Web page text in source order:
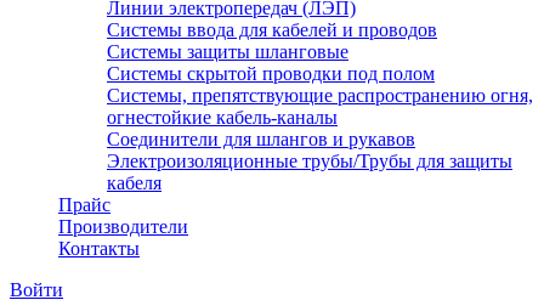
Линии электропередач (ЛЭП)
Системы ввода для кабелей и проводов
Системы защиты шланговые
Системы скрытой проводки под полом
Системы, препятствующие распространению огня,
огнестойкие кабель-каналы
Соединители для шлангов и рукавов
Электроизоляционные трубы/Трубы для защиты
кабеля
Прайс
Производители
Контакты
Войти